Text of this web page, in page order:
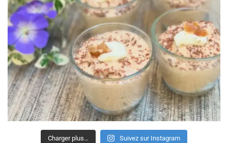
Charger plus… Suivez sur Instagram